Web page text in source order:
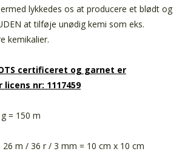
lykkedes os at producere et blødt og
at tilføje unødig kemi som eks.
kemikalier.
certificeret og garnet er
nr: 1117459
= 150 m
26 m / 36 r / 3 mm = 10 cm x 10 cm